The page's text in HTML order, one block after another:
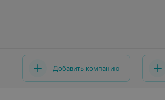
Добавить компанию